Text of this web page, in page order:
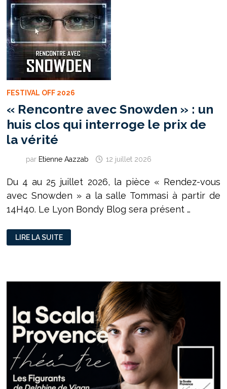
DÉCIDER
DE
TOUT
DANS
CETTE
SOCIÉTÉ
»
FESTIVAL OFF 2026
« Rencontre avec Snowden » : un
huis clos qui interroge le prix de
la vérité
par Etienne Aazzab 12 juillet 2026
Du 4 au 25 juillet 2026, la pièce « Rendez-vous
avec Snowden » a la salle Tommasi à partir de
14H40. Le Lyon Bondy Blog sera présent …
«
RENCONTRE
AVEC
HUIS
LE
PRIX
DE
LA
VÉRITÉ
LIRE LA SUITE